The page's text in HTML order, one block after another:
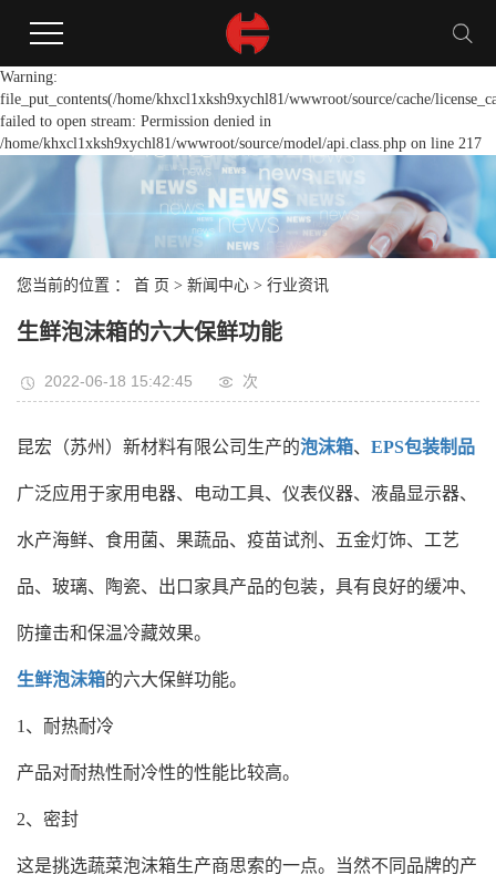
Warning:
file_put_contents(/home/khxcl1xksh9xychl81/wwwroot/source/cache/
failed to open stream: Permission denied in
/home/khxcl1xksh9xychl81/wwwroot/source/model/api.class.php on line 217
您当前的位置 ： 首 页 > 新闻中心 > 行业资讯
生鲜泡沫箱的六大保鲜功能
2022-06-18 15:42:45 次
昆宏（苏州）新材料有限公司生产的泡沫箱、 EPS包装制品
广泛应用于家用电器、电动工具、仪表仪器、液晶显示器、
水产海鲜、食用菌、果蔬品、疫苗试剂、五金灯饰、工艺
品、玻璃、陶瓷、出口家具产品的包装，具有良好的缓冲、
防撞击和保温冷藏效果。
生鲜泡沫箱的六大保鲜功能。
1、耐热耐冷
产品对耐热性耐冷性的性能比较高。
2、密封
这是挑选蔬菜泡沫箱生产商思索的一点。当然不同品牌的产